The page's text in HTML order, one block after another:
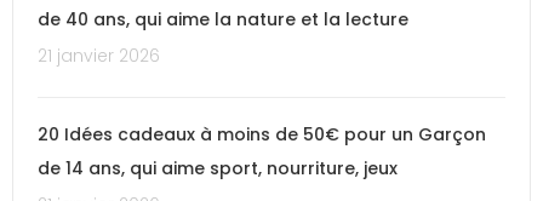
de 40 ans, qui aime la nature et la lecture
21 janvier 2026
20 Idées cadeaux à moins de 50€ pour un Garçon
de 14 ans, qui aime sport, nourriture, jeux